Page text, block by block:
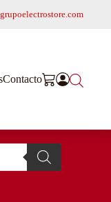
Contacto